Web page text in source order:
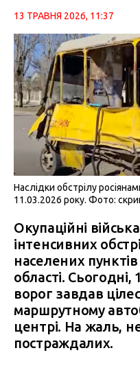
13 ТРАВНЯ 2026, 11:37
Наслідки обстрілу
11.03.2026 року. Фото:
Окупаційні
інтенсивних
населених
області. Сьогодні,
ворог завдав
маршрутному
центрі. На жаль,
постраждалих.